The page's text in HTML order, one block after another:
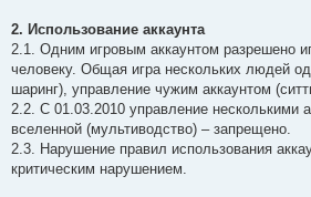
2. Использование аккаунта
2.1. Одним игровым аккаунтом разрешено
человеку. Общая игра нескольких людей
шаринг), управление чужим аккаунтом
2.2. С 01.03.2010 управление несколькими
вселенной (мультиводство) – запрещено.
2.3. Нарушение правил использования
критическим нарушением.